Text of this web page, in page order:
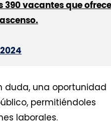
390 vacantes que ofrece
duda, una oportunidad
permitiéndoles
laborales.